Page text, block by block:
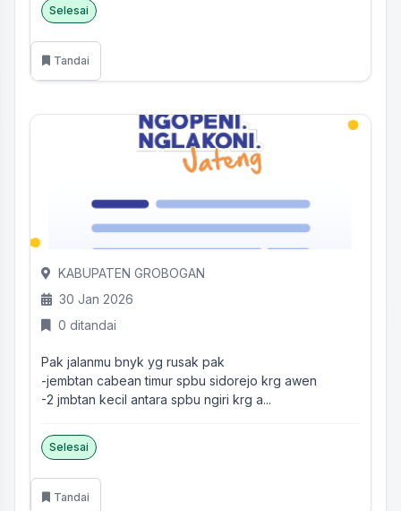
Selesai
Tandai
KABUPATEN GROBOGAN
30 Jan 2026
0 ditandai
Pak jalanmu bnyk yg rusak pak
-jembtan cabean timur spbu sidorejo krg awen
-2 jmbtan kecil antara spbu ngiri krg a...
Selesai
Tandai